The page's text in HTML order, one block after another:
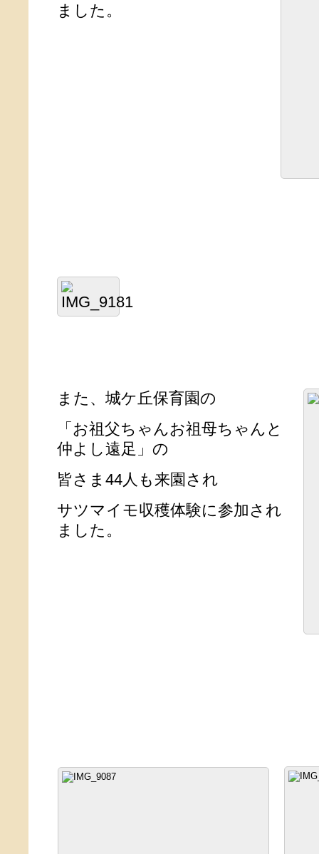
ました。
また、城ケ丘保育園の
「お祖父ちゃんお祖母ちゃんと
仲よし遠足」の
皆さま44人も来園され
サツマイモ収穫体験に参加され
ました。